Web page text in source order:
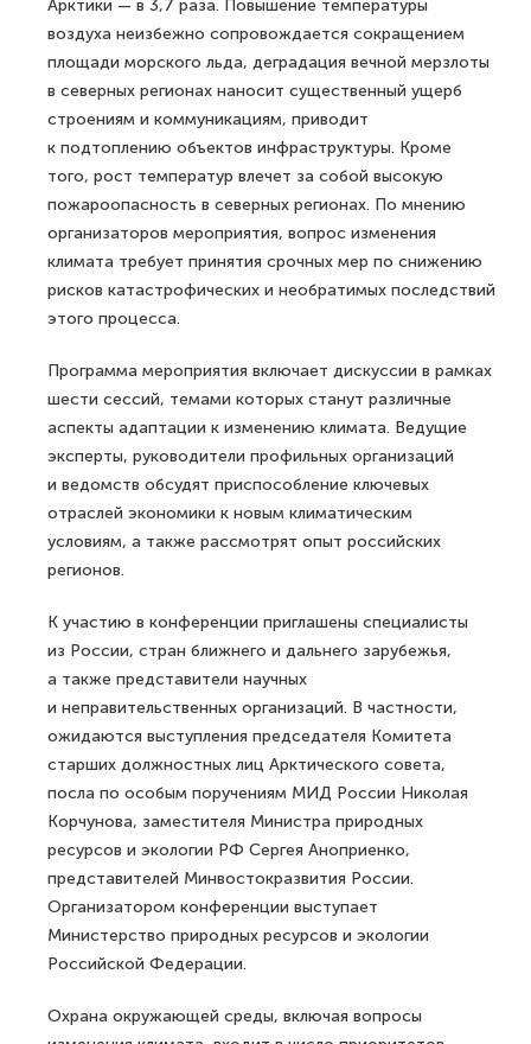
Арктики — в 3,7 раза. Повышение температуры
воздуха неизбежно сопровождается сокращением
площади морского льда, деградация вечной мерзлоты
в северных регионах наносит существенный ущерб
строениям и коммуникациям, приводит
к подтоплению объектов инфраструктуры. Кроме
того, рост температур влечет за собой высокую
пожароопасность в северных регионах. По мнению
организаторов мероприятия, вопрос изменения
климата требует принятия срочных мер по снижению
рисков катастрофических и необратимых последствий
этого процесса.
Программа мероприятия включает дискуссии в рамках
шести сессий, темами которых станут различные
аспекты адаптации к изменению климата. Ведущие
эксперты, руководители профильных организаций
и ведомств обсудят приспособление ключевых
отраслей экономики к новым климатическим
условиям, а также рассмотрят опыт российских
регионов.
К участию в конференции приглашены специалисты
из России, стран ближнего и дальнего зарубежья,
а также представители научных
и неправительственных организаций. В частности,
ожидаются выступления председателя Комитета
старших должностных лиц Арктического совета,
посла по особым поручениям МИД России Николая
Корчунова, заместителя Министра природных
ресурсов и экологии РФ Сергея Аноприенко,
представителей Минвостокразвития России.
Организатором конференции выступает
Министерство природных ресурсов и экологии
Российской Федерации.
Охрана окружающей среды, включая вопросы